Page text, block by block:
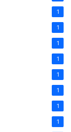
1
1
1
1
1
1
1
1